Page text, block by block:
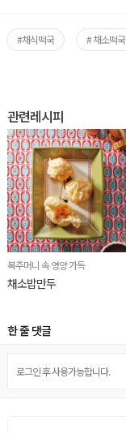
#채식떡국 # 채소떡국
관련레시피
복주머니 속 영양 가득
채소밥만두
한 줄 댓글